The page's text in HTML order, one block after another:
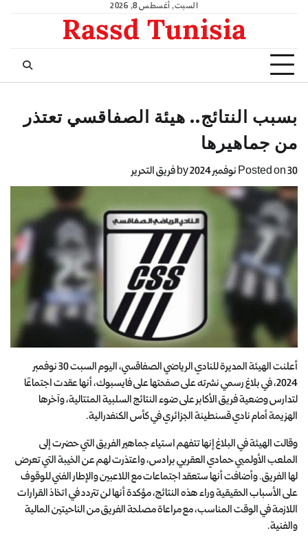
السبت, أغسطس 8, 2026
Rassd Tunisia
بسبب النتائج.. هيئة الصفاقسي تعتذر
من جماهيرها
Posted on30 نوفمبر 2024 فريق التحرير
أعلنت الهيئة المديرة للنادي الرياضي الصفاقسي، اليوم السبت 30 نوفمبر
2024، في بلاغ رسمي نشرته على صفحتها على فايسبوك، أنها عقدت اجتماعًا
لتدارس وضعية فريق الأكابر على ضوء النتائج السلبية المتتالية، وآخرها
الهزيمة أمام نادي قسنطينة الجزائري في كأس الكنفدرالية.
وقالت الهيئة في البلاغ إنها تتفهم استياء جماهير الفريق التي حضرت إلى
الملعب الأولمبي حمادي العقربي برادس، واعتذرت لهم عن الخيبة التي تعرض
لها الفريق. وأضافت أنها ستعقد اجتماعات مع اللاعبين والإطار الفني للوقوف
على الأسباب الحقيقية وراء هذه النتائج، مؤكدة أنها لن تتردد في اتخاذ القرارات
اللازمة في الوقت المناسب، مع مراعاة مصلحة الفريق من الناحيتين المالية
والفنية.